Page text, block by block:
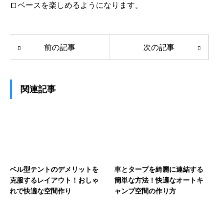
ロベースを楽しめるようになります。
前の記事 次の記事
関連記事
ベル型テントのデメリットを
克服するレイアウト！おしゃ
れで快適な空間作り
車とタープを綺麗に連結する
簡単な方法！快適なオートキ
ャンプ空間の作り方